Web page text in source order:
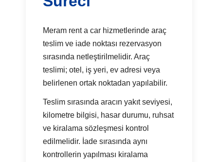
Meram rent a car hizmetlerinde araç
teslim ve iade noktası rezervasyon
sırasında netleştirilmelidir. Araç
teslimi; otel, iş yeri, ev adresi veya
belirlenen ortak noktadan yapılabilir.
Teslim sırasında aracın yakıt seviyesi,
kilometre bilgisi, hasar durumu, ruhsat
ve kiralama sözleşmesi kontrol
edilmelidir. İade sırasında aynı
kontrollerin yapılması kiralama